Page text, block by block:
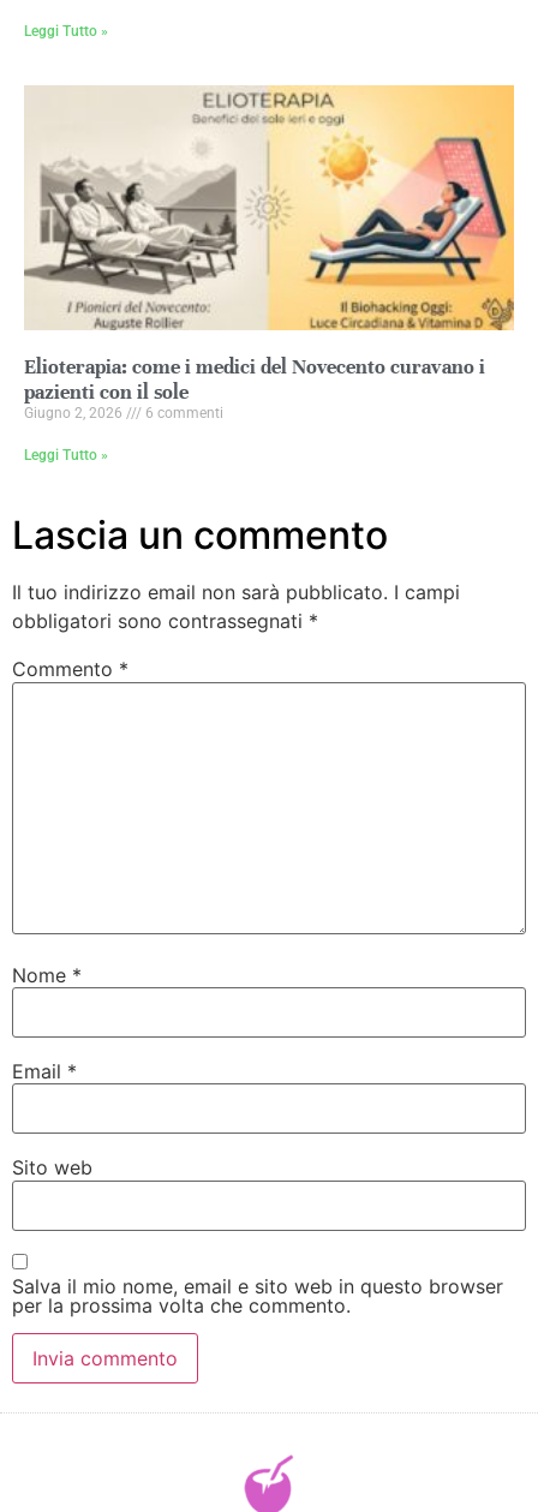
Leggi Tutto »
Elioterapia: come i medici del Novecento curavano i
pazienti con il sole
Giugno 2, 2026 6 commenti
Leggi Tutto »
Lascia un commento
Il tuo indirizzo email non sarà pubblicato. I campi
obbligatori sono contrassegnati *
Commento *
Nome *
Email *
Sito web
Salva il mio nome, email e sito web in questo browser
per la prossima volta che commento.